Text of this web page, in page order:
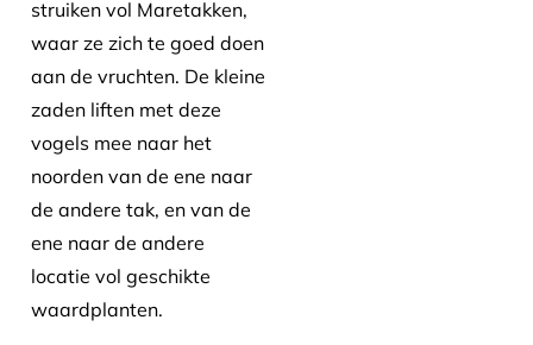
struiken vol Maretakken,
waar ze zich te goed doen
aan de vruchten. De kleine
zaden liften met deze
vogels mee naar het
noorden van de ene naar
de andere tak, en van de
ene naar de andere
locatie vol geschikte
waardplanten.